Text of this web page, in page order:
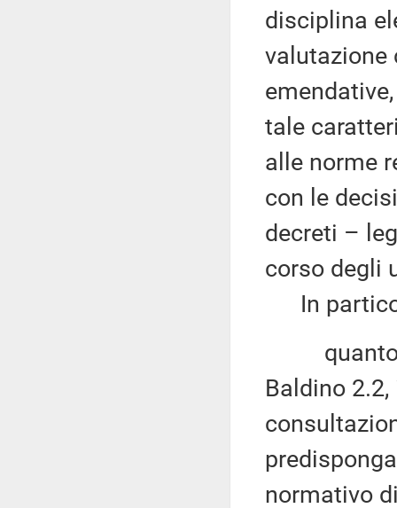
disciplina
valutazione
tale
alle norme
con le
decreti –
corso degli
In
quanto
Baldino
normativo